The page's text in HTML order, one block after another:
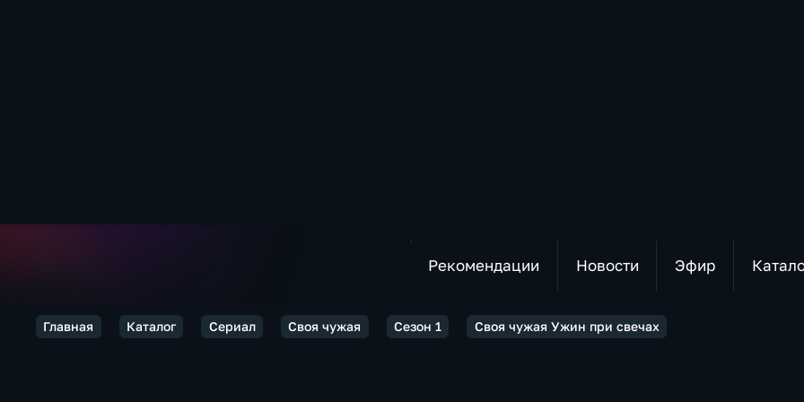
Рекомендации Новости Эфир
Главная Каталог Сериал Своя чужая Сезон 1 Своя чужая Ужин при свечах